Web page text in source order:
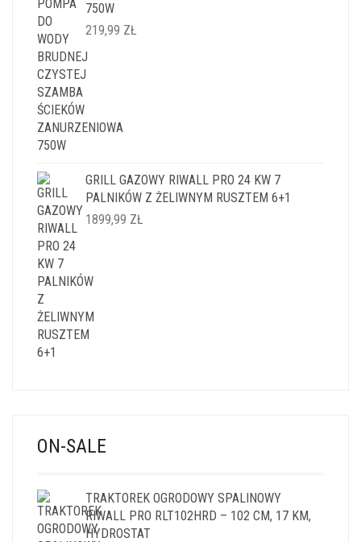
750W
219,99 ZŁ
GRILL GAZOWY RIWALL PRO 24 KW 7
PALNIKÓW Z ŻELIWNYM RUSZTEM 6+1
1899,99 ZŁ
ON-SALE
TRAKTOREK OGRODOWY SPALINOWY
RIWALL PRO RLT102HRD – 102 CM, 17 KM,
HYDROSTAT